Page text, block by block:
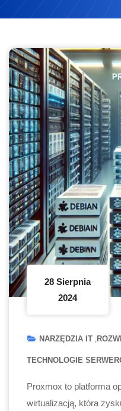
28 Sierpnia
2024
NARZĘDZIA IT
TECHNOLOGIE
Proxmox to platforma
wirtualizacją, która